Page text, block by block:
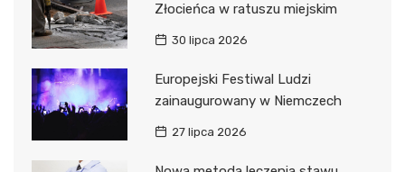
Złocieńca w ratuszu miejskim
30 lipca 2026
Europejski Festiwal Ludzi
zainaugurowany w Niemczech
27 lipca 2026